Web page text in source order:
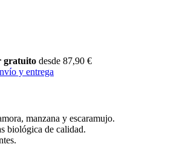
gratuito desde 87,90 €
y entrega
manzana y escaramujo.
biológica de calidad.